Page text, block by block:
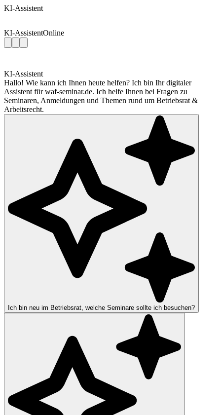
KI-Assistent
KI-AssistentOnline
KI-Assistent
Hallo! Wie kann ich Ihnen heute helfen? Ich bin Ihr digitaler
Assistent für waf-seminar.de. Ich helfe Ihnen bei Fragen zu
Seminaren, Anmeldungen und Themen rund um Betriebsrat &
Arbeitsrecht.
Ich bin neu im Betriebsrat, welche Seminare sollte ich besuchen?